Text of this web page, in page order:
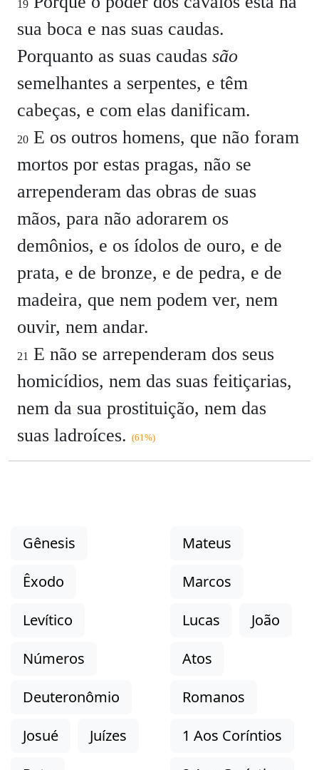
19
sua boca e nas suas caudas.
Porquanto as suas caudas são
semelhantes a serpentes, e têm
cabeças, e com elas danificam.
20 E os outros homens, que não foram
mortos por estas pragas, não se
arrependeram das obras de suas
mãos, para não adorarem os
demônios, e os ídolos de ouro, e de
prata, e de bronze, e de pedra, e de
madeira, que nem podem ver, nem
ouvir, nem andar.
21 E não se arrependeram dos seus
homicídios, nem das suas feitiçarias,
nem da sua prostituição, nem das
suas ladroíces. (61%)
Gênesis
Êxodo
Levítico
Números
Deuteronômio
Josué
Juízes
Mateus
Marcos
Lucas
João
Atos
Romanos
1 Aos Coríntios